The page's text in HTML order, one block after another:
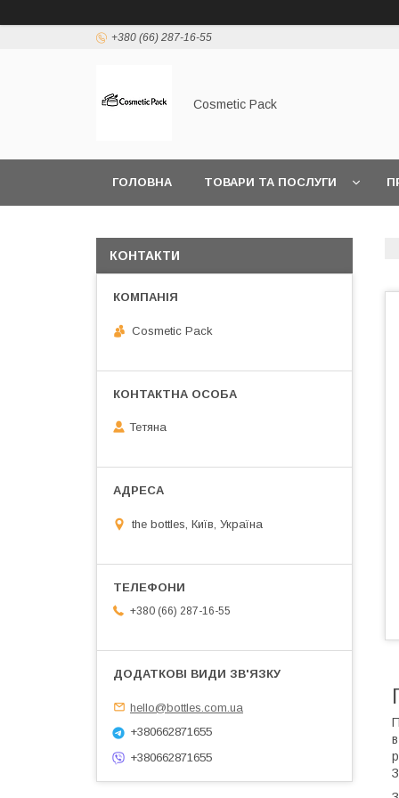
+380 (66) 287-16-55
Cosmetic Pack
ГОЛОВНА ТОВАРИ ТА ПОСЛУГИ
КОНТАКТИ
Cosmetic Pack
Тетяна
the bottles, Київ, Україна
+380 (66) 287-16-55
hello@bottles.com.ua
+380662871655
+380662871655